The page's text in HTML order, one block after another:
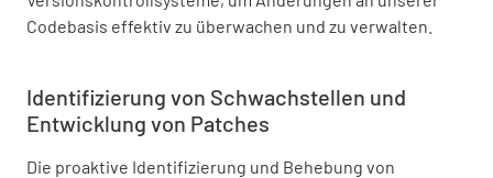
Codebasis effektiv zu überwachen und zu verwalten.
Identifizierung von Schwachstellen und
Entwicklung von Patches
Die proaktive Identifizierung und Behebung von